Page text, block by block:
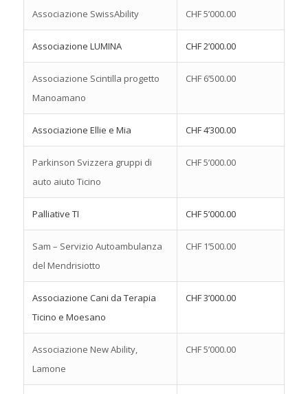
Associazione SwissAbility CHF 5’000.00
Associazione LUMINA CHF 2’000.00
Associazione Scintilla progetto
Manoamano
CHF 6’500.00
Associazione Ellie e Mia CHF 4’300.00
Parkinson Svizzera gruppi di
auto aiuto Ticino
CHF 5’000.00
Palliative TI CHF 5’000.00
Sam – Servizio Autoambulanza
del Mendrisiotto
CHF 1’500.00
Associazione Cani da Terapia
Ticino e Moesano
CHF 3’000.00
Associazione New Ability,
Lamone
CHF 5’000.00